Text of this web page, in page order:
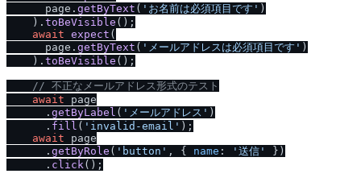
      page.
getByText ( 'お名前は必須項目です' )
    ).
toBeVisible ();
await expect (
      page.
getByText ( 'メールアドレスは必須項目です' )
    ).
toBeVisible ();
// 不正なメールアドレス形式のテスト
await page
      .
getByLabel ( 'メールアドレス' )
      .
fill ( 'invalid-email' );
await page
      .
getByRole ( 'button' , { name : '送信'
})
      .
click();